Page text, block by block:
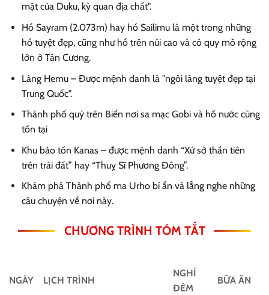
mật của Duku, kỳ quan địa chất".
Hồ Sayram (2.073m) hay hồ Sailimu là một trong những
hồ tuyệt đẹp, cũng như hồ trên núi cao và có quy mô rộng
lớn ở Tân Cương.
Làng Hemu – Được mệnh danh là "ngôi làng tuyệt đẹp tại
Trung Quốc".
Thành phố quỷ trên Biển nơi sa mạc Gobi và hồ nước cùng
tồn tại
Khu bảo tồn Kanas – được mệnh danh “Xứ sở thần tiên
trên trái đất” hay “Thuỵ Sĩ Phương Đông”.
Khám phá Thành phố ma Urho bí ẩn và lắng nghe những
câu chuyện về nơi này.
CHƯƠNG TRÌNH TÓM TẮT
NGÀY LỊCH TRÌNH
NGHỈ
ĐÊM
BỮA ĂN